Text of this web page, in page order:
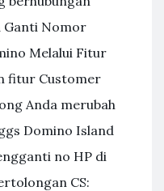
Ganti Nomor
Melalui Fitur
fitur Customer
Anda merubah
Domino Island
no HP di
CS: